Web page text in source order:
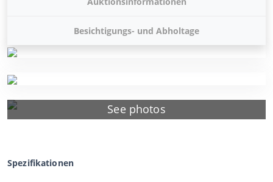
See photos
Besichtigungs- und Abholtage
Spezifikationen